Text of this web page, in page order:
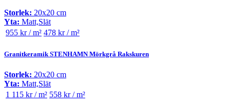
Storlek: 20x20 cm
Yta: Matt,Slät
955 kr / m² 478 kr / m²
Granitkeramik STENHAMN Mörkgrå Rakskuren
Storlek: 20x20 cm
Yta: Matt,Slät
1 115 kr / m² 558 kr / m²